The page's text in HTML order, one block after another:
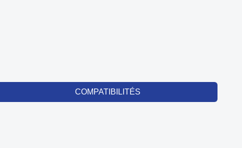
COMPATIBILITÉS